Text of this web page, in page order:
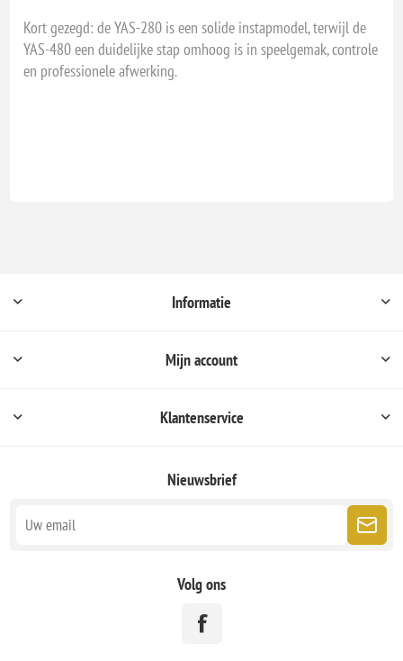
Kort gezegd: de YAS-280 is een solide instapmodel, terwijl de
YAS-480 een duidelijke stap omhoog is in speelgemak, controle
en professionele afwerking.
Informatie
Mijn account
Klantenservice
Nieuwsbrief
Volg ons